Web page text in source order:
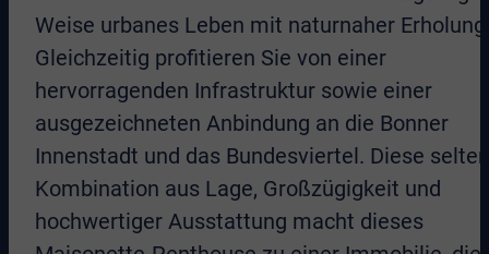
Weise urbanes Leben mit naturnaher
Gleichzeitig profitieren Sie von einer
hervorragenden Infrastruktur sowie einer
ausgezeichneten Anbindung an die Bonner
Innenstadt und das Bundesviertel. Diese
Kombination aus Lage, Großzügigkeit und
hochwertiger Ausstattung macht dieses